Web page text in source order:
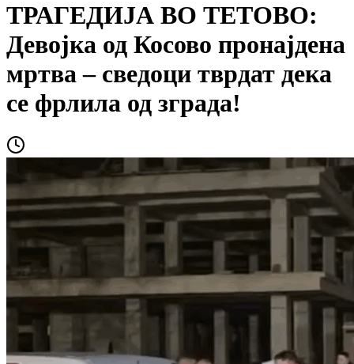
ТРАГЕДИЈА ВО ТЕТОВО:
Девојка од Косово пронајдена
мртва – сведоци тврдат дека
се фрлила од зграда!